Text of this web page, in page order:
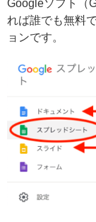
Googleソフト（
れば誰でも無料
ョンです。